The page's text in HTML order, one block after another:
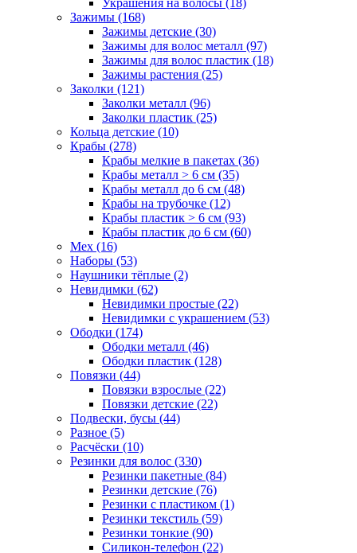
Зажимы (168)
Зажимы детские (30)
Зажимы для волос металл (97)
Зажимы для волос пластик (18)
Зажимы растения (25)
Заколки (121)
Заколки металл (96)
Заколки пластик (25)
Кольца детские (10)
Крабы (278)
Крабы мелкие в пакетах (36)
Крабы металл > 6 см (35)
Крабы металл до 6 см (48)
Крабы на трубочке (12)
Крабы пластик > 6 см (93)
Крабы пластик до 6 см (60)
Мех (16)
Наборы (53)
Наушники тёплые (2)
Невидимки (62)
Невидимки простые (22)
Невидимки с украшением (53)
Ободки (174)
Ободки металл (46)
Ободки пластик (128)
Повязки (44)
Повязки взрослые (22)
Повязки детские (22)
Подвески, бусы (44)
Разное (5)
Расчёски (10)
Резинки для волос (330)
Резинки пакетные (84)
Резинки детские (76)
Резинки с пластиком (1)
Резинки текстиль (59)
Резинки тонкие (90)
Силикон-телефон (22)